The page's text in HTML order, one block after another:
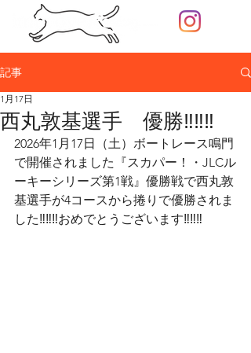
記事
西丸敦基選手 優勝‼‼‼
1月17日
2026年1月17日（土）ボートレース鳴門
で開催されました『スカパー！・JLCル
ーキーシリーズ第1戦』優勝戦で西丸敦
基選手が4コースから捲りで優勝されま
した‼‼‼おめでとうございます‼‼‼